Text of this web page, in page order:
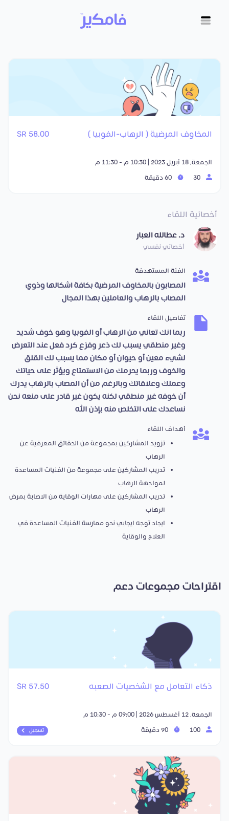
المخاوف المرضية ( الرهاب-الفوبيا ) 58.00 SR
الجمعة, 18 أبريل 2023 | 10:30 م - 11:30 م
أخصائية اللقاء
د. عطالله العبار
أخصائي نفسي
الفئة المستهدفة
المصابون بالمخاوف المرضية بكافة اشكالها وذوي
المصاب بالرهاب والعاملين بهذا المجال
تفاصيل اللقاء
ربما انك تعاني من الرهاب أو الفوبيا وهو خوف شديد
وغير منطقي يسبب لك ذعر وفزع كرد فعل عند التعرض
لشيء معين أو حيوان أو مكان مما يسبب لك القلق
والخوف وربما يحرمك من الاستمتاع ويؤثر على حياتك
وعملك وعلاقاتك وبالرغم من أن المصاب بالرهاب يدرك
أن خوفه غير منطقي لكنه يكون غير قادر على منعه نحن
نساعدك على التخلص منه بإذن الله
أهداف اللقاء
تزويد المشاركين بمجموعة من الحقائق المعرفية عن
الرهاب
تدريب المشاركين على مجموعة من الفنيات المساعدة
لمواجهة الرهاب
تدريب المشاركين على مهارات الوقاية من الاصابة بمرض
الرهاب
ايجاد توجه ايجابي نحو ممارسة الفنيات المساعدة في
العلاج والوقاية
اقتراحات مجموعات دعم
ذكاء التعامل مع الشخصيات الصعبه 57.50 SR
الجمعة, 12 أغسطس 2026 | 09:00 م - 10:30 م
تسجيل